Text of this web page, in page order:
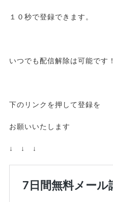
１０秒で登録できます。
いつでも配信解除は可能です！
下のリンクを押して登録を
お願いいたします
↓ ↓ ↓